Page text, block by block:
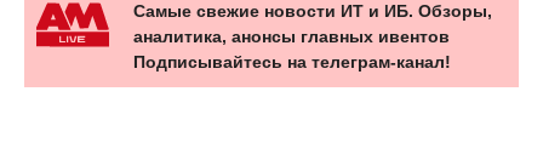
Самые свежие новости ИТ и ИБ. Обзоры,
аналитика, анонсы главных ивентов
Подписывайтесь на телеграм-канал!